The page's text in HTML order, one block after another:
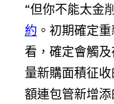
“但你不能太金
約 。初期確定
看，確定會觸
量新購面積征收
額連包管新增